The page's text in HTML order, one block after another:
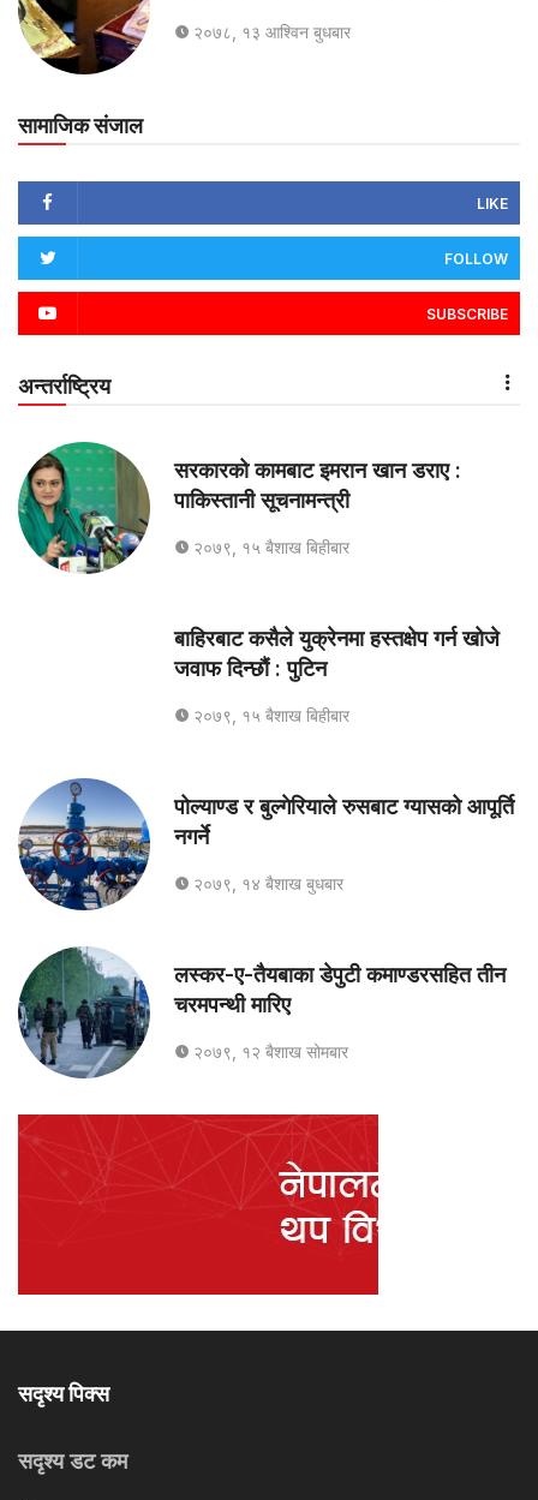
२०७८, १३ आश्विन बुधबार
सामाजिक संजाल
LIKE
FOLLOW
SUBSCRIBE
अन्तर्राष्ट्रिय
सरकारको कामबाट इमरान खान डराए :
पाकिस्तानी सूचनामन्त्री
२०७९, १५ बैशाख बिहीबार
बाहिरबाट कसैले युक्रेनमा हस्तक्षेप गर्न खोजे
जवाफ दिन्छौं : पुटिन
२०७९, १५ बैशाख बिहीबार
पोल्याण्ड र बुल्गेरियाले रुसबाट ग्यासको आपूर्ति
नगर्ने
२०७९, १४ बैशाख बुधबार
लस्कर-ए-तैयबाका डेपुटी कमाण्डरसहित तीन
चरमपन्थी मारिए
२०७९, १२ बैशाख सोमबार
सदृश्य पिक्स
सदृश्य डट कम